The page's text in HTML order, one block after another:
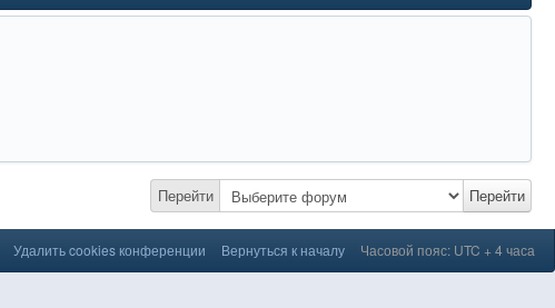
Перейти Перейти
Удалить cookies конференции Вернуться к началу Часовой пояс: UTC + 4 часа